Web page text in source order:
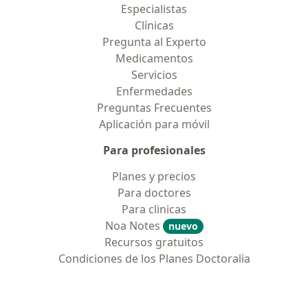
Especialistas
Clínicas
Pregunta al Experto
Medicamentos
Servicios
Enfermedades
Preguntas Frecuentes
Aplicación para móvil
Para profesionales
Planes y precios
Para doctores
Para clinicas
Noa Notes
nuevo
Recursos gratuitos
Condiciones de los Planes Doctoralia